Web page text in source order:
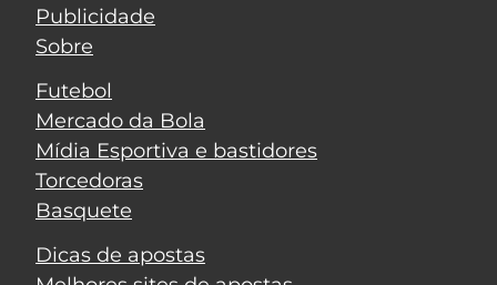
Publicidade
Sobre
Futebol
Mercado da Bola
Mídia Esportiva e bastidores
Torcedoras
Basquete
Dicas de apostas